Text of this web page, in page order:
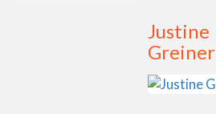
Justine
Greiner